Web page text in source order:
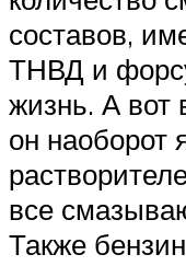
составов,
ТНВД и
жизнь. А вот
он наоборот
все
Также